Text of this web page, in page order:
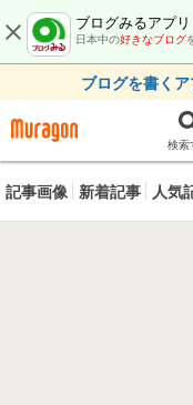
ブログみるアプリ
日本中の好きなブログ
ブログを書く
検索
記事画像 新着記事 人気